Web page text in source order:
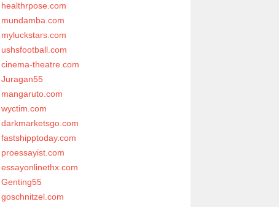
healthrpose.com
mundamba.com
myluckstars.com
ushsfootball.com
cinema-theatre.com
Juragan55
mangaruto.com
wyctim.com
darkmarketsgo.com
fastshipptoday.com
proessayist.com
essayonlinethx.com
Genting55
goschnitzel.com